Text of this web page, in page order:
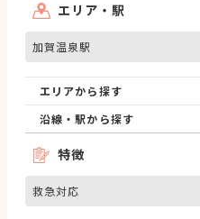
エリア・駅
加賀温泉駅
エリアから探す
沿線・駅から探す
特徴
救急対応